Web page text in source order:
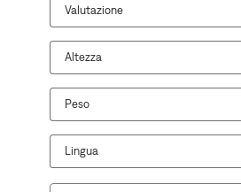
Valutazione
Altezza
Peso
Lingua